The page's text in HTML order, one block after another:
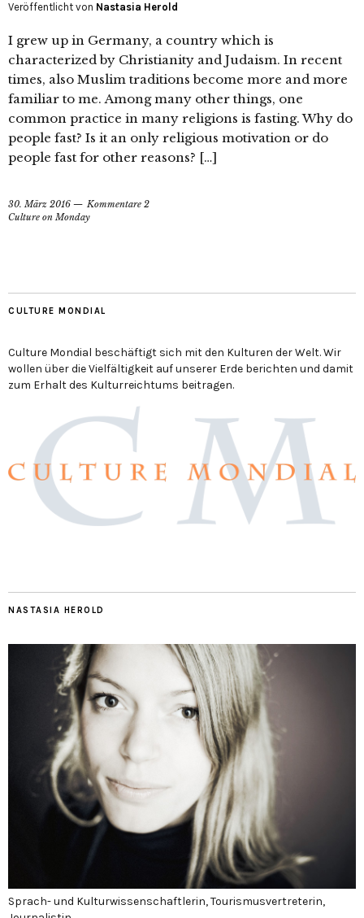
Veröffentlicht von Nastasia Herold
I grew up in Germany, a country which is
characterized by Christianity and Judaism. In recent
times, also Muslim traditions become more and more
familiar to me. Among many other things, one
common practice in many religions is fasting. Why do
people fast? Is it an only religious motivation or do
people fast for other reasons? […]
30. März 2016
Kommentare 2
Culture on Monday
CULTURE MONDIAL
Culture Mondial beschäftigt sich mit den Kulturen der Welt. Wir
wollen über die Vielfältigkeit auf unserer Erde berichten und damit
zum Erhalt des Kulturreichtums beitragen.
NASTASIA HEROLD
Sprach- und Kulturwissenschaftlerin, Tourismusvertreterin,